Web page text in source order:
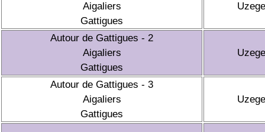
Aigaliers
Gattigues
Uzege
Autour de Gattigues - 2
Aigaliers
Gattigues
Uzege
Autour de Gattigues - 3
Aigaliers
Gattigues
Uzege